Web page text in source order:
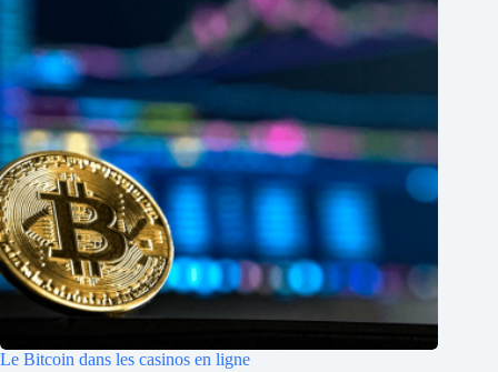
Le Bitcoin dans les casinos en ligne